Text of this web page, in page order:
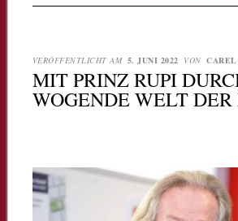
VERÖFFENTLICHT AM 5. JUNI 2022 VON CAREL
MIT PRINZ RUPI
WOGENDE WELT